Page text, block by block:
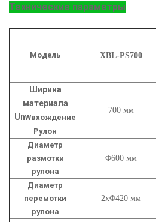
Технические параметры
Модель XBL-PS700
Ширина
материала
Unwвхождение
Рулон
700 мм
Диаметр
размотки
рулона
Φ600 мм
Диаметр
перемотки
рулона
2xΦ420 мм